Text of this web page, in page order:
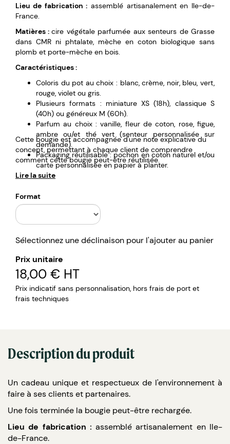
Lieu de fabrication : assemblé artisanalement en Ile-de-
France.
Matières : cire végétale parfumée aux senteurs de Grasse
dans CMR ni phtalate, mèche en coton biologique sans
plomb et porte-mèche en bois.
Caractéristiques :
Coloris du pot au choix : blanc, crème, noir, bleu, vert,
rouge, violet ou gris.
Plusieurs formats : miniature XS (18h), classique S
(40h) ou généreux M (60h).
Parfum au choix : vanille, fleur de coton, rose, figue,
ambre ou/et thé vert (senteur personnalisée sur
demande).
Packaging réutilisable : pochon en coton naturel et/ou
carte personnalisée en papier à planter.
Personnalisation : étiquette ou marquage vinyle.
imperméable et passe en machine.
Cette bougie est accompagnée d'une note explicative du
concept, permettant à chaque client de comprendre
comment cette bougie peut-être réutilisée.
Lire la suite
Format
Sélectionnez une déclinaison pour l'ajouter au panier
Prix unitaire
18,00 € HT
Prix indicatif sans personnalisation, hors frais de port et
frais techniques
Description du produit
Un cadeau unique et respectueux de l'environnement à
faire à ses clients et partenaires.
Une fois terminée la bougie peut-être rechargée.
Lieu de fabrication : assemblé artisanalement en Ile-
de-France.